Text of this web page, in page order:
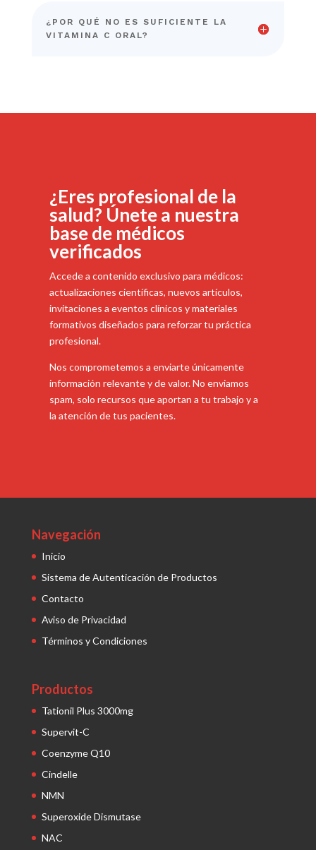
¿POR QUÉ NO ES SUFICIENTE LA
VITAMINA C ORAL?
¿Eres profesional de la
salud? Únete a nuestra
base de médicos
verificados
Accede a contenido exclusivo para médicos:
actualizaciones científicas, nuevos artículos,
invitaciones a eventos clínicos y materiales
formativos diseñados para reforzar tu práctica
profesional.
Nos comprometemos a enviarte únicamente
información relevante y de valor. No enviamos
spam, solo recursos que aportan a tu trabajo y a
la atención de tus pacientes.
Navegación
Inicio
Sistema de Autenticación de Productos
Contacto
Aviso de Privacidad
Términos y Condiciones
Productos
Tationil Plus 3000mg
Supervit-C
Coenzyme Q10
Cindelle
NMN
Superoxide Dismutase
NAC